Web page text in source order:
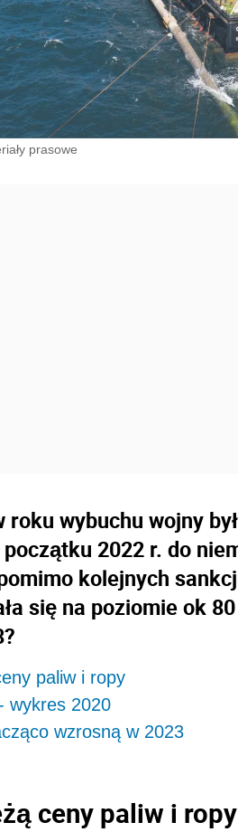
prasowe
roku wybuchu wojny
początku 2022 r. do
kolejnych
się na poziomie ok
paliw i ropy
wykres 2020
wzrosną w 2023
ceny paliw i ropy